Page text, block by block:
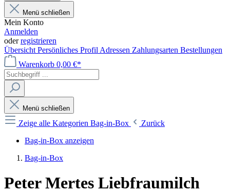
Menü schließen
Mein Konto
Anmelden
oderregistrieren
Übersicht Persönliches Profil Adressen Zahlungsarten Bestellungen
Warenkorb 0,00 €*
Menü schließen
Zeige alle Kategorien Bag-in-Box
Zurück
Bag-in-Box anzeigen
Bag-in-Box
Peter Mertes Liebfraumilch